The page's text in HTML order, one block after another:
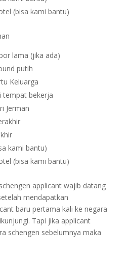
(bisa kami bantu)
lama (jika ada)
putih
Keluarga
tempat bekerja
Jerman
kami bantu)
(bisa kami bantu)
applicant wajib datang
mendapatkan
baru pertama kali ke negara
Tapi jika applicant
schengen sebelumnya maka